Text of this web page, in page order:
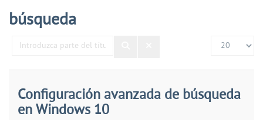
búsqueda
Introduzca
Cantidad
Configuración avanzada de búsqueda
en Windows 10